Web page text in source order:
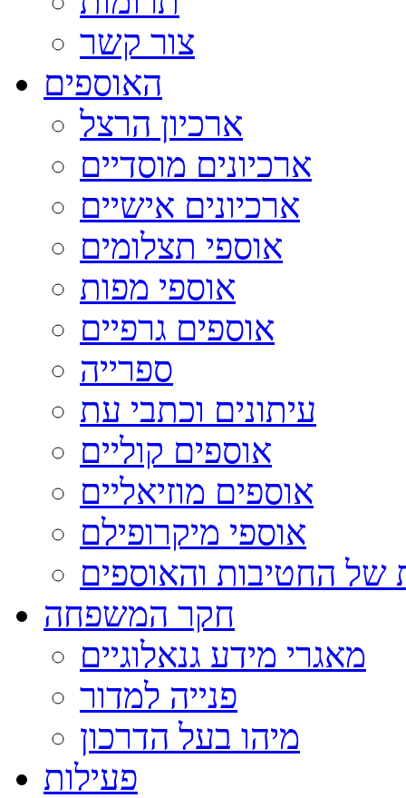
צור קשר
האוספים
ארכיון הרצל
ארכיונים מוסדיים
ארכיונים אישיים
אוספי תצלומים
אוספי מפות
אוספים גרפיים
ספרייה
עיתונים וכתבי עת
אוספים קוליים
אוספים מוזיאליים
אוספי מיקרופילם
של החטיבות והאוספים
חקר המשפחה
מאגרי מידע גנאלוגיים
פנייה למדור
מיהו בעל הדרכון
פעילות